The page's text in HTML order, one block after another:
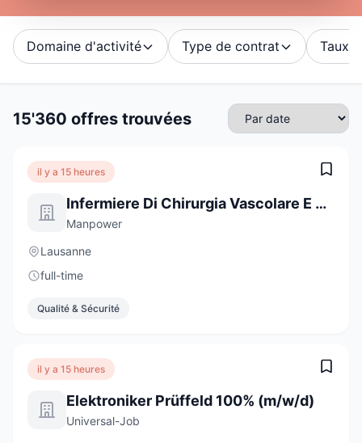
Domaine d'activité Type de contrat Taux
15'360 offres trouvées
il y a 15 heures
Infermiere Di Chirurgia Vascolare E Cardiaca
Manpower
Lausanne
full-time
Qualité & Sécurité
il y a 15 heures
Elektroniker Prüffeld 100% (m/w/d)
Universal-Job